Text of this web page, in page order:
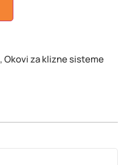
,Okovi za klizne sisteme